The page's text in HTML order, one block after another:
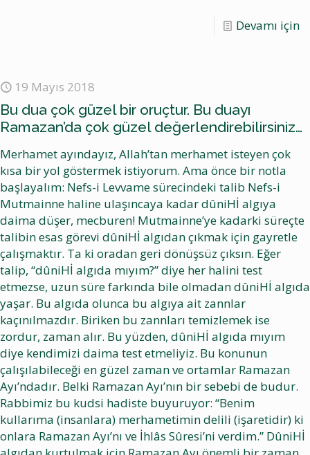
Devamı için
19 Mayıs 2018
Bu dua çok güzel bir oruçtur. Bu duayı
Ramazan’da çok güzel değerlendirebilirsiniz…
Merhamet ayındayız, Allah’tan merhamet isteyen çok
kısa bir yol göstermek istiyorum. Ama önce bir notla
başlayalım: Nefs-i Levvame sürecindeki talib Nefs-i
Mutmainne haline ulaşıncaya kadar dûniHİ algıya
daima düşer, mecburen! Mutmainne’ye kadarki süreçte
talibin esas görevi dûniHİ algıdan çıkmak için gayretle
çalışmaktır. Ta ki oradan geri dönüşsüz çıksın. Eğer
talip, “dûniHİ algıda mıyım?” diye her halini test
etmezse, uzun süre farkında bile olmadan dûniHİ algıda
yaşar. Bu algıda olunca bu algıya ait zannlar
kaçınılmazdır. Biriken bu zannları temizlemek ise
zordur, zaman alır. Bu yüzden, dûniHİ algıda mıyım
diye kendimizi daima test etmeliyiz. Bu konunun
çalışılabileceği en güzel zaman ve ortamlar Ramazan
Ayı’ndadır. Belki Ramazan Ayı’nın bir sebebi de budur.
Rabbimiz bu kudsi hadiste buyuruyor: “Benim
kullarıma (insanlara) merhametimin delili (işaretidir) ki
onlara Ramazan Ayı’nı ve İhlâs Sûresi’ni verdim.” DûniHİ